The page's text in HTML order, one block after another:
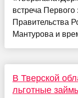
встреча
Правительства
Мантурова и
В Тверской
льготные